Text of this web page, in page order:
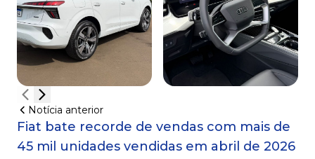
Notícia anterior
Fiat bate recorde de vendas com mais de
45 mil unidades vendidas em abril de 2026